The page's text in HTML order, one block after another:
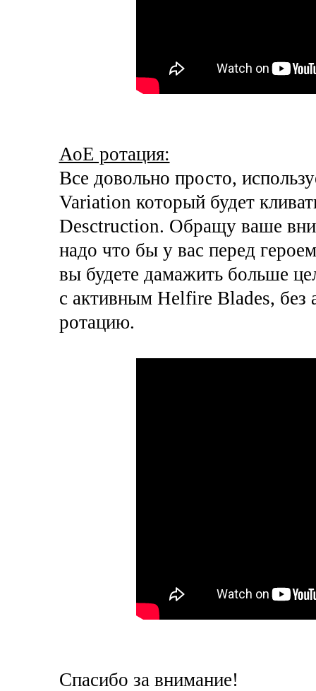
АоЕ ротация:
Все довольно просто,
Variation который будет
Desctruction. Обращу ваше
надо что бы у вас перед
вы будете дамажить больше
с активным Helfire Blades, без
ротацию.
Спасибо за внимание!